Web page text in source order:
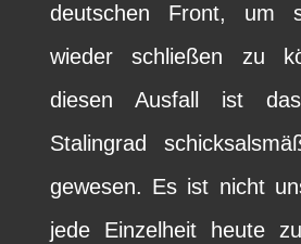
deutschen Front, um
wieder schließen zu
diesen Ausfall ist
Stalingrad
gewesen. Es ist nicht
jede Einzelheit heute